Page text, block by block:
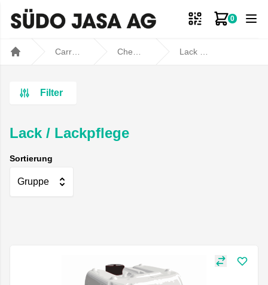
0
Zum
Filter
Lack / Lackpflege
Sortierung
Gruppe